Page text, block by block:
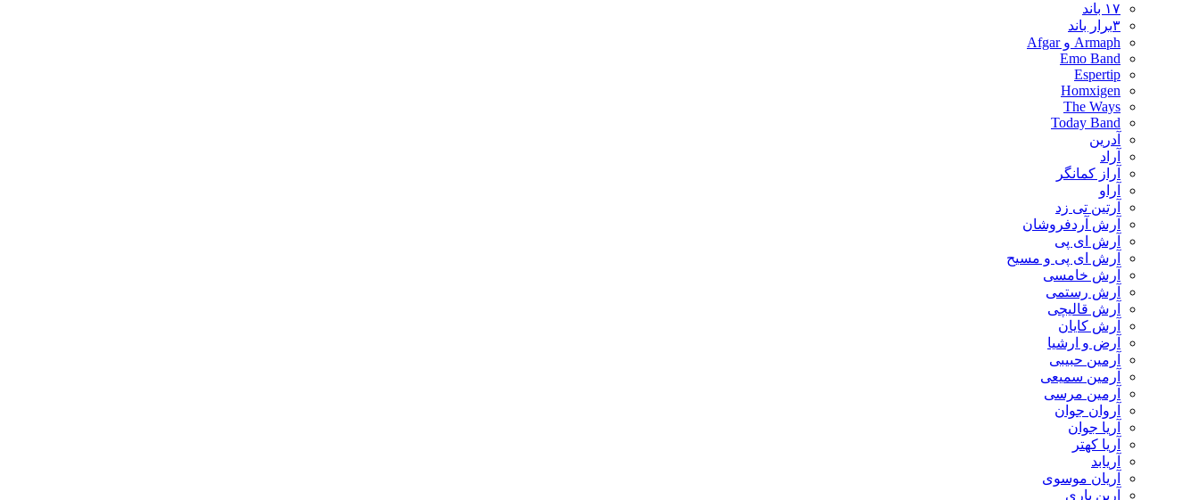
۱۷ باند
۳برار باند
Armaph و Afgar
Emo Band
Espertip
Homxigen
The Ways
Today Band
آدرین
آراد
آراز کمانگر
آراو
آرتین تی زد
آرش آردفروشان
آرش ای پی
آرش ای پی و مسیح
آرش خامسی
آرش رستمی
آرش قالیچی
آرش کایان
​آرض و ارشیا
آرمین حبیبی
آرمین سمیعی
آرمین مرسی
آروان جوان
آریا جوان
آریا کهتر
آریابد
آریان موسوی
آرین یاری